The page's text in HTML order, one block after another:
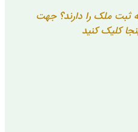
ثبت ملک را دارند؟ جهت
کلیک کنید